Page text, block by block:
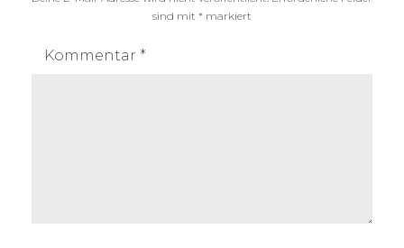
sind mit * markiert
Kommentar *